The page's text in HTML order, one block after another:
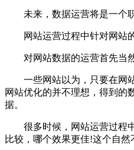
未来，数据运营将是一个职
网站运营过程中针对网站的
对网站数据的运营首先当然
一些网站以为，只要在网站
网站优化的并不理想，得到的
据。
很多时候，网站运营过程中
比较，哪个效果更佳!这个自